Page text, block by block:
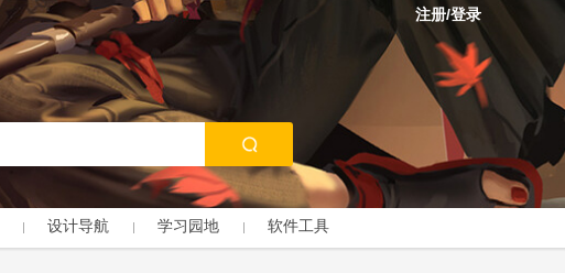
注册/登录
设计导航 学习园地 软件工具